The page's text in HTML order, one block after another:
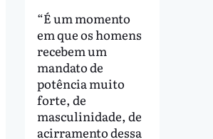
“É um momento
em que os homens
recebem um
mandato de
potência muito
forte, de
masculinidade, de
acirramento dessa